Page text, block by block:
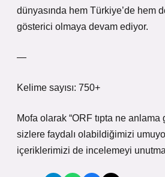
dünyasında hem Türkiye’de hem
gösterici olmaya devam ediyor.
—
Kelime sayısı: 750+
Mofa olarak “ORF tıpta ne anlama
sizlere faydalı olabildiğimizi
içeriklerimizi de incelemeyi